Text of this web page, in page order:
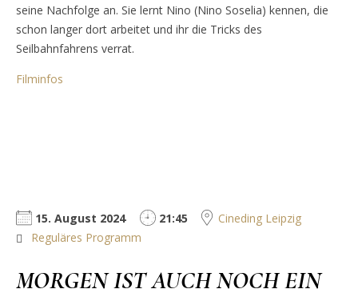
seine Nachfolge an. Sie lernt Nino (Nino Soselia) kennen, die
schon langer dort arbeitet und ihr die Tricks des
Seilbahnfahrens verrat.
Filminfos
15. August 2024 21:45
Cineding Leipzig
Reguläres Programm
MORGEN IST AUCH NOCH EIN